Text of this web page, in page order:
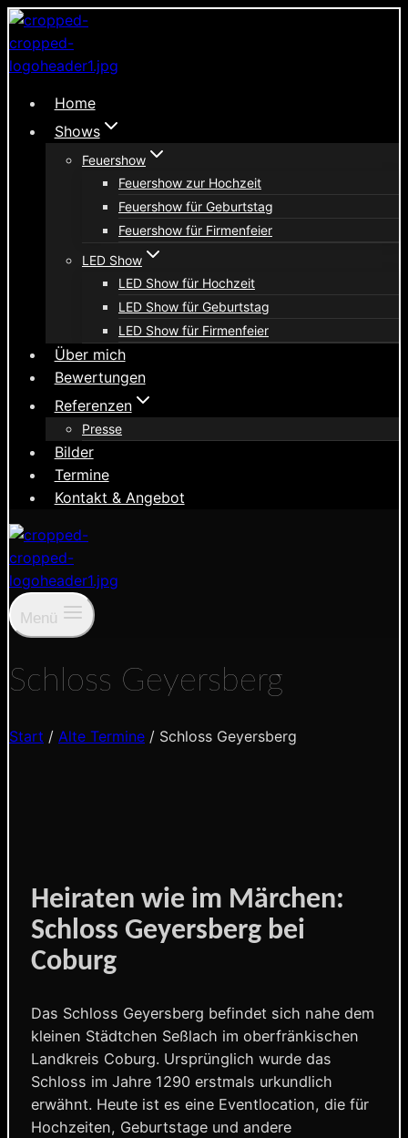
Zum
Inhalt
springen
Home
Shows
Feuershow
Feuershow zur Hochzeit
Feuershow für Geburtstag
Feuershow für Firmenfeier
LED Show
LED Show für Hochzeit
LED Show für Geburtstag
LED Show für Firmenfeier
Über mich
Bewertungen
Referenzen
Presse
Bilder
Termine
Kontakt & Angebot
Menü
Schloss Geyersberg
Start / Alte Termine / Schloss Geyersberg
Heiraten wie im Märchen:
Schloss Geyersberg bei
Coburg
Das Schloss Geyersberg befindet sich nahe dem
kleinen Städtchen Seßlach im oberfränkischen
Landkreis Coburg. Ursprünglich wurde das
Schloss im Jahre 1290 erstmals urkundlich
erwähnt. Heute ist es eine Eventlocation, die für
Hochzeiten, Geburtstage und andere